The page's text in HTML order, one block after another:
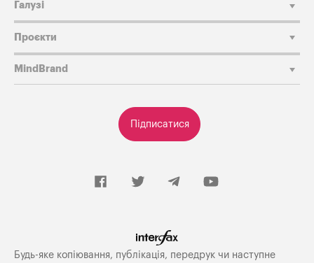
Підписатися
Галузі
Проєкти
MindBrand
Будь-яке копiювання, публiкацiя, передрук чи наступне